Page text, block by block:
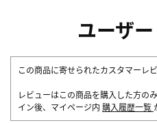
ユーザ
この商品に寄せられたカスタマーレ
レビューはこの商品を購入した方の
イン後、マイページ内 購入履歴一覧